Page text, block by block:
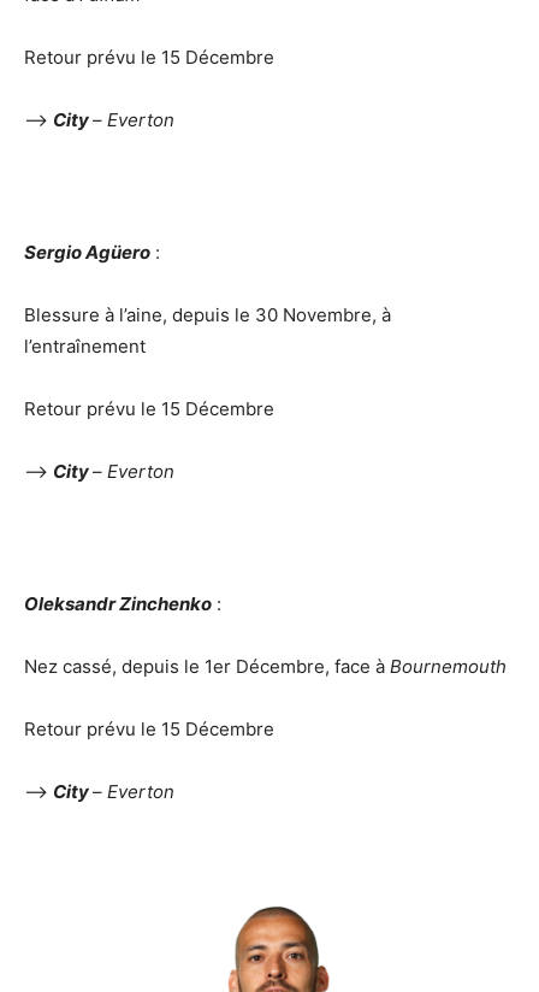
Retour prévu le 15 Décembre
–> City– Everton
Sergio Agüero :
Blessure à l’aine, depuis le 30 Novembre, à
l’entraînement
Retour prévu le 15 Décembre
–> City– Everton
Oleksandr Zinchenko :
Nez cassé, depuis le 1er Décembre, face à Bournemouth
Retour prévu le 15 Décembre
–> City– Everton